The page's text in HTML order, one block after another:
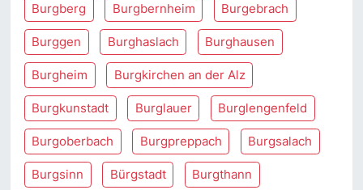
Burgberg Burgbernheim Burgebrach
Burggen Burghaslach Burghausen
Burgheim Burgkirchen an der Alz
Burgkunstadt Burglauer Burglengenfeld
Burgoberbach Burgpreppach Burgsalach
Burgsinn Bürgstadt Burgthann